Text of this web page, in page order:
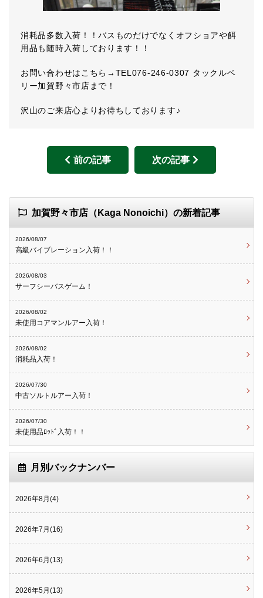
消耗品多数入荷！！バスものだけでなくオフショアや餌
用品も随時入荷しております！！
お問い合わせはこちら→TEL076-246-0307 タックルベ
リー加賀野々市店まで！
沢山のご来店心よりお待ちしております♪
前の記事 次の記事
加賀野々市店（Kaga Nonoichi）の新着記事
2026/08/07
高級バイブレーション入荷！！
2026/08/03
サーフシーバスゲーム！
2026/08/02
未使用コアマンルアー入荷！
2026/08/02
消耗品入荷！
2026/07/30
中古ソルトルアー入荷！
2026/07/30
未使用品ﾛｯﾄﾞ入荷！！
月別バックナンバー
2026年8月(4)
2026年7月(16)
2026年6月(13)
2026年5月(13)